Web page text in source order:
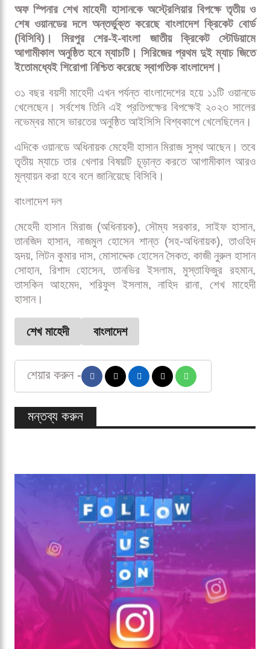
অফ স্পিনার শেখ মাহেদী হাসানকে অস্ট্রেলিয়ার বিপক্ষে তৃতীয় ও
শেষ ওয়ানডের দলে অন্তর্ভুক্ত করেছে বাংলাদেশ ক্রিকেট বোর্ড
(বিসিবি)। মিরপুর শের-ই-বাংলা জাতীয় ক্রিকেট স্টেডিয়ামে
আগামীকাল অনুষ্ঠিত হবে ম্যাচটি। সিরিজের প্রথম দুই ম্যাচ জিতে
ইতোমধ্যেই শিরোপা নিশ্চিত করেছে স্বাগতিক বাংলাদেশ।
৩১ বছর বয়সী মাহেদী এখন পর্যন্ত বাংলাদেশের হয়ে ১১টি ওয়ানডে
খেলেছেন। সর্বশেষ তিনি এই প্রতিপক্ষের বিপক্ষেই ২০২৩ সালের
নভেম্বর মাসে ভারতের অনুষ্ঠিত আইসিসি বিশ্বকাপে খেলেছিলেন।
এদিকে ওয়ানডে অধিনায়ক মেহেদী হাসান মিরাজ সুস্থ আছেন। তবে
তৃতীয় ম্যাচে তার খেলার বিষয়টি চূড়ান্ত করতে আগামীকাল আরও
মূল্যায়ন করা হবে বলে জানিয়েছে বিসিবি।
বাংলাদেশ দল
মেহেদী হাসান মিরাজ (অধিনায়ক), সৌম্য সরকার, সাইফ হাসান,
তানজিদ হাসান, নাজমুল হোসেন শান্ত (সহ-অধিনায়ক), তাওহিদ
হৃদয়, লিটন কুমার দাস, মোসাদ্দেক হোসেন সৈকত, কাজী নুরুল হাসান
সোহান, রিশাদ হোসেন, তানভির ইসলাম, মুস্তাফিজুর রহমান,
তাসকিন আহমেদ, শরিফুল ইসলাম, নাহিদ রানা, শেখ মাহেদী
হাসান।
শেখ মাহেদী বাংলাদেশ
শেয়ার করুন -
মন্তব্য করুন